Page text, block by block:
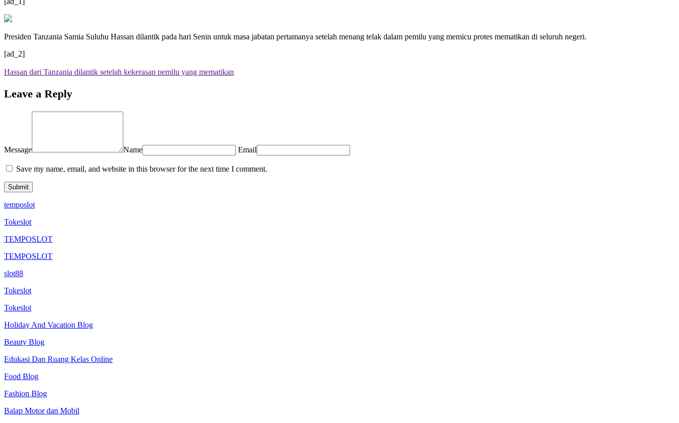
Presiden Tanzania Samia Suluhu Hassan dilantik pada hari Senin untuk masa jabatan pertamanya setelah menang telak dalam pemilu yang memicu protes mematikan di seluruh negeri.
[ad_2]
Hassan dari Tanzania dilantik setelah kekerasan pemilu yang mematikan
Leave a Reply
Message Name Email
Save my name, email, and website in this browser for the next time I comment.
temposlot
Tokeslot
TEMPOSLOT
TEMPOSLOT
slot88
Tokeslot
Tokeslot
Holiday And Vacation Blog
Beauty Blog
Edukasi Dan Ruang Kelas Online
Food Blog
Fashion Blog
Balap Motor dan Mobil